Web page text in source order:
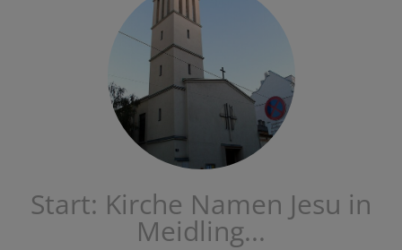
Start: Kirche Namen Jesu in
Meidling...